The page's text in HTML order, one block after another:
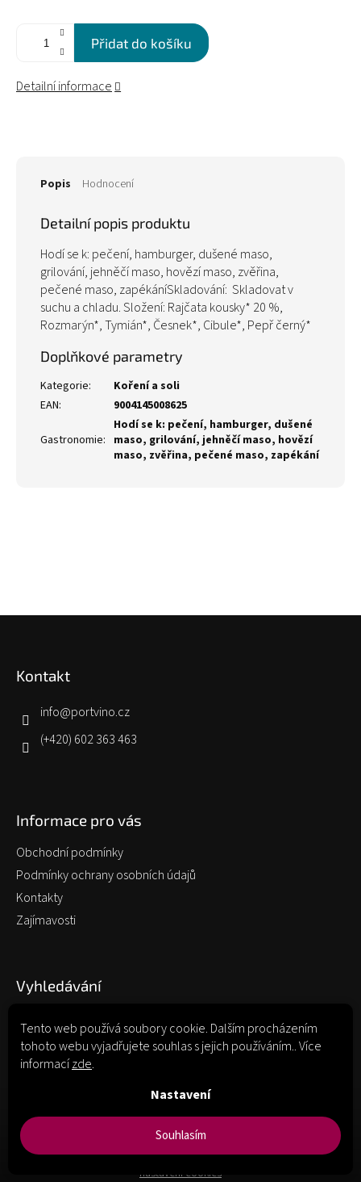
Tento web používá soubory cookie. Dalším procházením
tohoto webu vyjadřujete souhlas s jejich používáním.. Více
informacízde.
Nastavení
Souhlasím
Přidat do košíku
Detailní informace
Popis Hodnocení
Detailní popis produktu
Hodí se k: pečení, hamburger, dušené maso,
grilování, jehněčí maso, hovězí maso, zvěřina,
pečené maso, zapékáníSkladování: Skladovat v
suchu a chladu. Složení: Rajčata kousky* 20 %,
Rozmarýn*, Tymián*, Česnek*, Cibule*, Pepř černý*
Doplňkové parametry
Kategorie:
Koření a soli
EAN: 9004145008625
Gastronomie:
Hodí se k: pečení, hamburger, dušené
maso, grilování, jehněčí maso, hovězí
maso, zvěřina, pečené maso, zapékání
Kontakt
info@portvino.cz
(+420) 602 363 463
Informace pro vás
Obchodní podmínky
Podmínky ochrany osobních údajů
Kontakty
Zajímavosti
Vyhledávání
Hledat
Copyright 2026portvino.cz. Všechna práva vyhrazena.Upravit
nastavení cookies